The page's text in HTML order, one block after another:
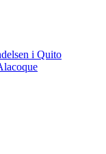
i Quito